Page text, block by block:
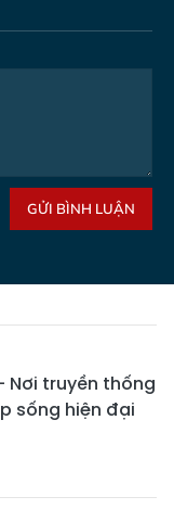
GỬI BÌNH LUẬN
Nơi truyền thống
sống hiện đại